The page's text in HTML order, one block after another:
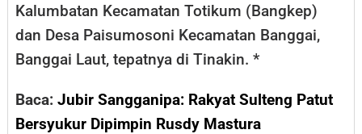
Kalumbatan Kecamatan Totikum (Bangkep)
dan Desa Paisumosoni Kecamatan Banggai,
Banggai Laut, tepatnya di Tinakin. *
Baca: Jubir Sangganipa: Rakyat Sulteng Patut
Bersyukur Dipimpin Rusdy Mastura